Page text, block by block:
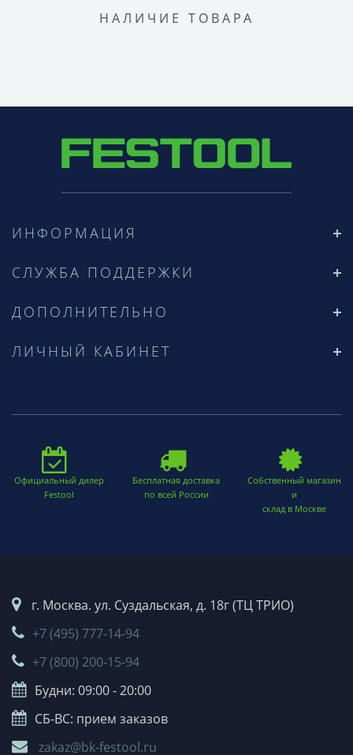
НАЛИЧИЕ ТОВАРА
ИНФОРМАЦИЯ
СЛУЖБА ПОДДЕРЖКИ
ДОПОЛНИТЕЛЬНО
ЛИЧНЫЙ КАБИНЕТ
Официальный дилер
Festool
Бесплатная доставка
по всей России
Собственный магазин
и
склад в Москве
г. Москва. ул. Суздальская, д. 18г (ТЦ ТРИО)
+7 (495) 777-14-94
+7 (800) 200-15-94
Будни: 09:00 - 20:00
СБ-ВС: прием заказов
zakaz@bk-festool.ru